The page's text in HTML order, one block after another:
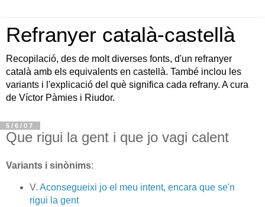
Refranyer català-castellà
Recopilació, des de molt diverses fonts, d'un refranyer
català amb els equivalents en castellà. També inclou les
variants i l'explicació del què significa cada refrany. A cura
de Víctor Pàmies i Riudor.
5/6/07
Que rigui la gent i que jo vagi calent
Variants i sinònims:
V. Aconsegueixi jo el meu intent, encara que se'n
rigui la gent